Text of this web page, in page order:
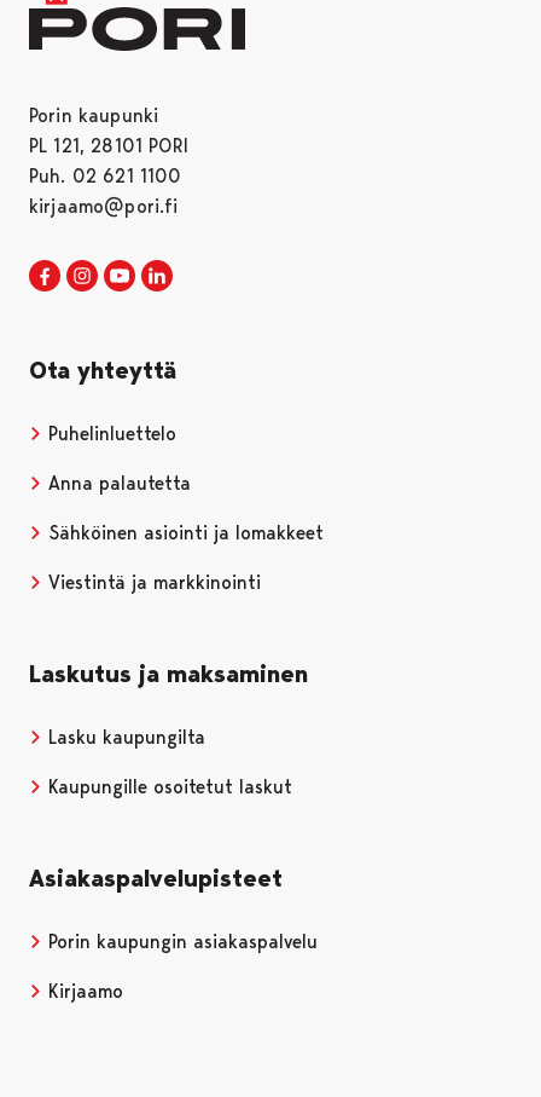
Porin kaupunki
PL 121, 28101 PORI
Puh. 02 621 1100
kirjaamo@pori.fi
Porin kaupunki Facebookissa
Avautuu uudessa välilehdessä
Porin kaupunki Instagramissa
Avautuu uudessa välilehdessä
Porin kaupunki Youtubessa
Avautuu uudessa välilehdessä
Ota yhteyttä
Puhelinluettelo
Anna palautetta
Sähköinen asiointi ja lomakkeet
Viestintä ja markkinointi
Laskutus ja maksaminen
Lasku kaupungilta
Kaupungille osoitetut laskut
Asiakaspalvelupisteet
Porin kaupungin asiakaspalvelu
Kirjaamo